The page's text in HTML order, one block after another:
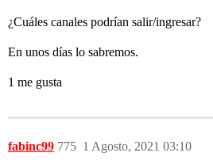
¿Cuáles canales podrían salir/ingresar?
En unos días lo sabremos.
1 me gusta
fabinc99 1 Agosto, 2021 03:10
775